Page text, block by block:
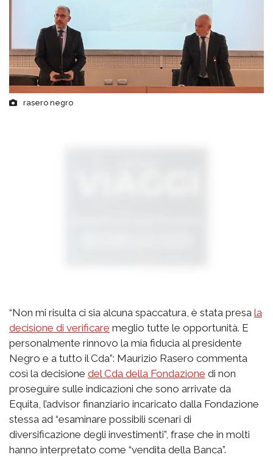
rasero negro
“Non mi risulta ci sia alcuna spaccatura, è stata presa la
decisione di verificare meglio tutte le opportunità. E
personalmente rinnovo la mia fiducia al presidente
Negro e a tutto il Cda”: Maurizio Rasero commenta
così la decisione del Cda della Fondazione di non
proseguire sulle indicazioni che sono arrivate da
Equita, l’advisor finanziario incaricato dalla Fondazione
stessa ad “esaminare possibili scenari di
diversificazione degli investimenti”, frase che in molti
hanno interpretato come “vendita della Banca”.